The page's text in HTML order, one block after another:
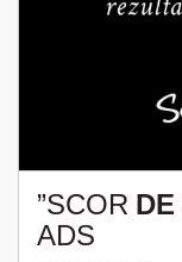
”SCOR DE
ADS